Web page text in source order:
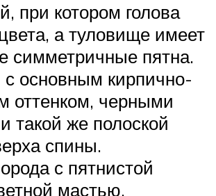
при котором голова
а туловище имеет
симметричные пятна.
с основным кирпично-
оттенком, черными
такой же полоской
спины.
с пятнистой
мастью.